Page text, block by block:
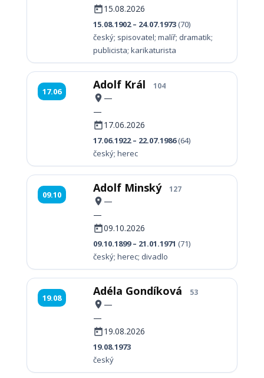
15.08.2026
15.08.1902 – 24.07.1973 (70)
český; spisovatel; malíř; dramatik;
publicista; karikaturista
17.06 Adolf Král 104
—
—
17.06.2026
17.06.1922 – 22.07.1986(64)
český; herec
09.10 Adolf Minský 127
—
—
09.10.2026
09.10.1899 – 21.01.1971 (71)
český; herec; divadlo
19.08 Adéla Gondíková 53
—
—
19.08.2026
19.08.1973
český